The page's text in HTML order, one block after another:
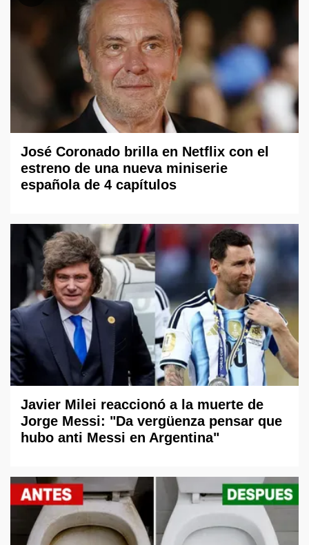
José Coronado brilla en Netflix con el
estreno de una nueva miniserie
española de 4 capítulos
Javier Milei reaccionó a la muerte de
Jorge Messi: "Da vergüenza pensar que
hubo anti Messi en Argentina"